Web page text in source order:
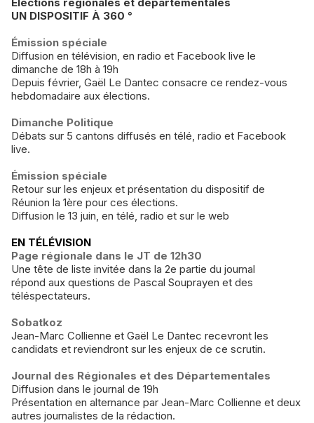
UN DISPOSITIF À 360 °
Émission spéciale
Diffusion en télévision, en radio et Facebook live le
dimanche de 18h à 19h
Depuis février, Gaël Le Dantec consacre ce rendez-vous
hebdomadaire aux élections.
Dimanche Politique
Débats sur 5 cantons diffusés en télé, radio et Facebook
live.
Émission spéciale
Retour sur les enjeux et présentation du dispositif de
Réunion la 1ère pour ces élections.
Diffusion le 13 juin, en télé, radio et sur le web
EN TÉLÉVISION
Page régionale dans le JT de 12h30
Une tête de liste invitée dans la 2e partie du journal
répond aux questions de Pascal Souprayen et des
téléspectateurs.
Sobatkoz
Jean-Marc Collienne et Gaël Le Dantec recevront les
candidats et reviendront sur les enjeux de ce scrutin.
Journal des Régionales et des Départementales
Diffusion dans le journal de 19h
Présentation en alternance par Jean-Marc Collienne et deux
autres journalistes de la rédaction.